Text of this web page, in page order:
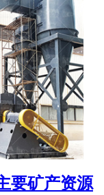
要矿产资源